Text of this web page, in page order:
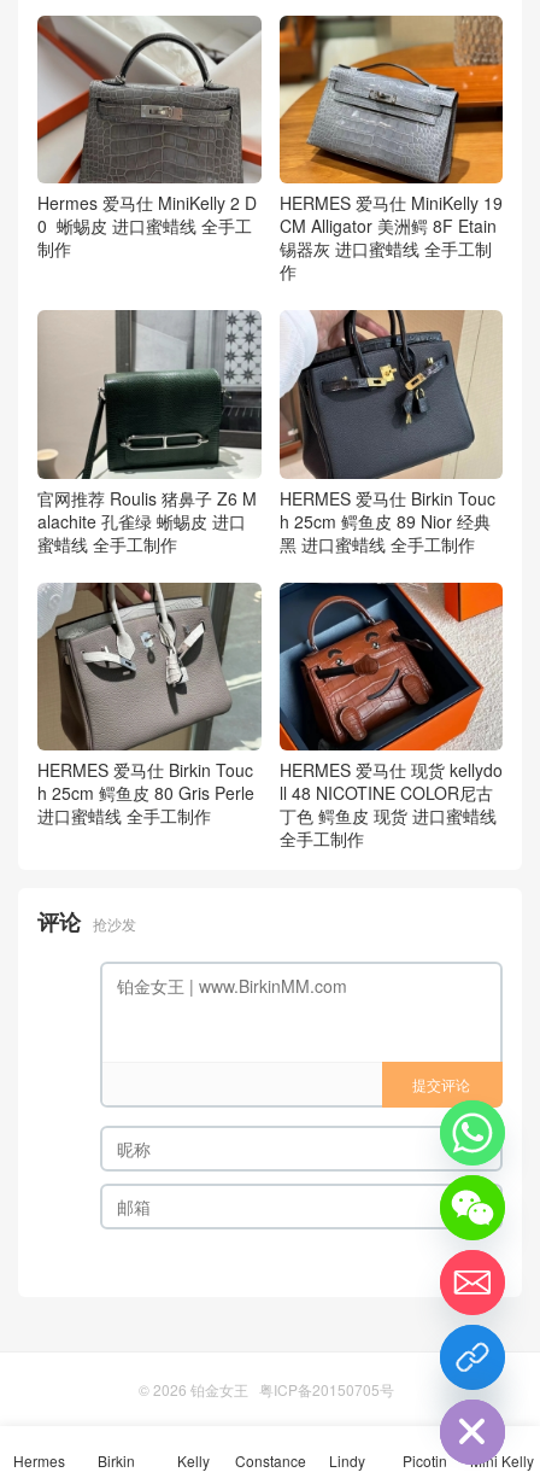
Hermes 爱马仕 MiniKelly 2 D
0 蜥蜴皮 进口蜜蜡线 全手工
制作
HERMES 爱马仕 MiniKelly 19
CM Alligator 美洲鳄 8F Etain
锡器灰 进口蜜蜡线 全手工制
作
官网推荐 Roulis 猪鼻子 Z6 M
alachite 孔雀绿 蜥蜴皮 进口
蜜蜡线 全手工制作
HERMES 爱马仕 Birkin Touc
h 25cm 鳄鱼皮 89 Nior 经典
黑 进口蜜蜡线 全手工制作
HERMES 爱马仕 Birkin Touc
h 25cm 鳄鱼皮 80 Gris Perle
进口蜜蜡线 全手工制作
HERMES 爱马仕 现货 kellydo
ll 48 NICOTINE COLOR尼古
丁色 鳄鱼皮 现货 进口蜜蜡线
全手工制作
评论 抢沙发
提交评论
© 2026 铂金女王 粤ICP备20150705号
Hermes Birkin Kelly Constance Lindy Picotin Mini Kelly
Hide
chaty